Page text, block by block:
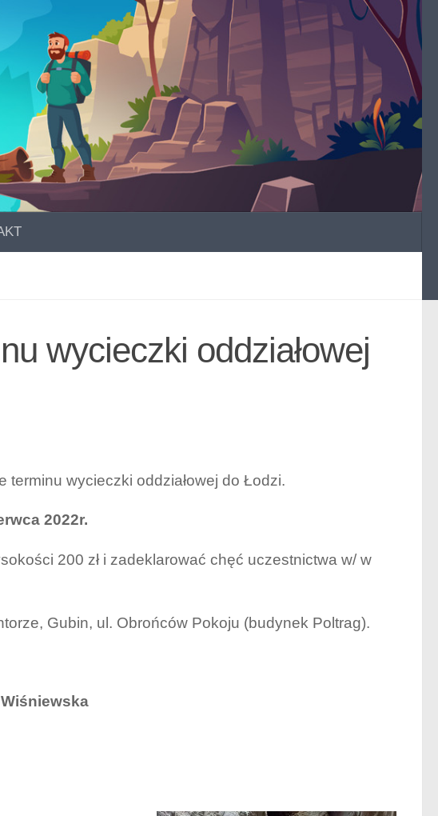
wycieczki oddziałowej
wycieczki oddziałowej do Łodzi.
2022r.
200 zł i zadeklarować chęć uczestnictwa w/ w
Gubin, ul. Obrońców Pokoju (budynek Poltrag).